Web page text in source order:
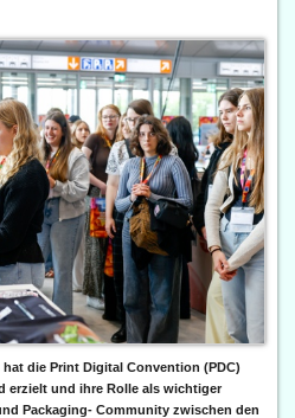
die Print Digital Convention (PDC)
erzielt und ihre Rolle als wichtiger
Packaging- Community zwischen den